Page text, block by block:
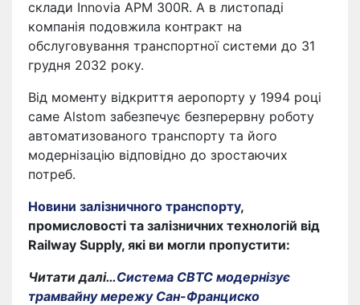
склади Innovia APM 300R. А в листопаді
компанія подовжила контракт на
обслуговування транспортної системи до 31
грудня 2032 року.
Від моменту відкриття аеропорту у 1994 році
саме Alstom забезпечує безперервну роботу
автоматизованого транспорту та його
модернізацію відповідно до зростаючих
потреб.
Новини залізничного транспорту,
промисловості та залізничних технологій від
Railway Supply, які ви могли пропустити:
Читати далі…Система CBTC модернізує
трамвайну мережу Сан-Франциско